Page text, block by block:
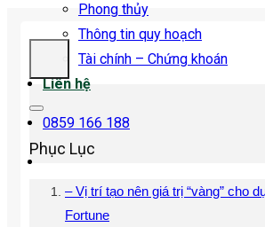
Phong thủy
Thông tin quy hoạch
Tài chính – Chứng khoán
Liên hệ
0859 166 188
Phục Lục
– Vị trí tạo nên giá trị “vàng” cho
Fortune